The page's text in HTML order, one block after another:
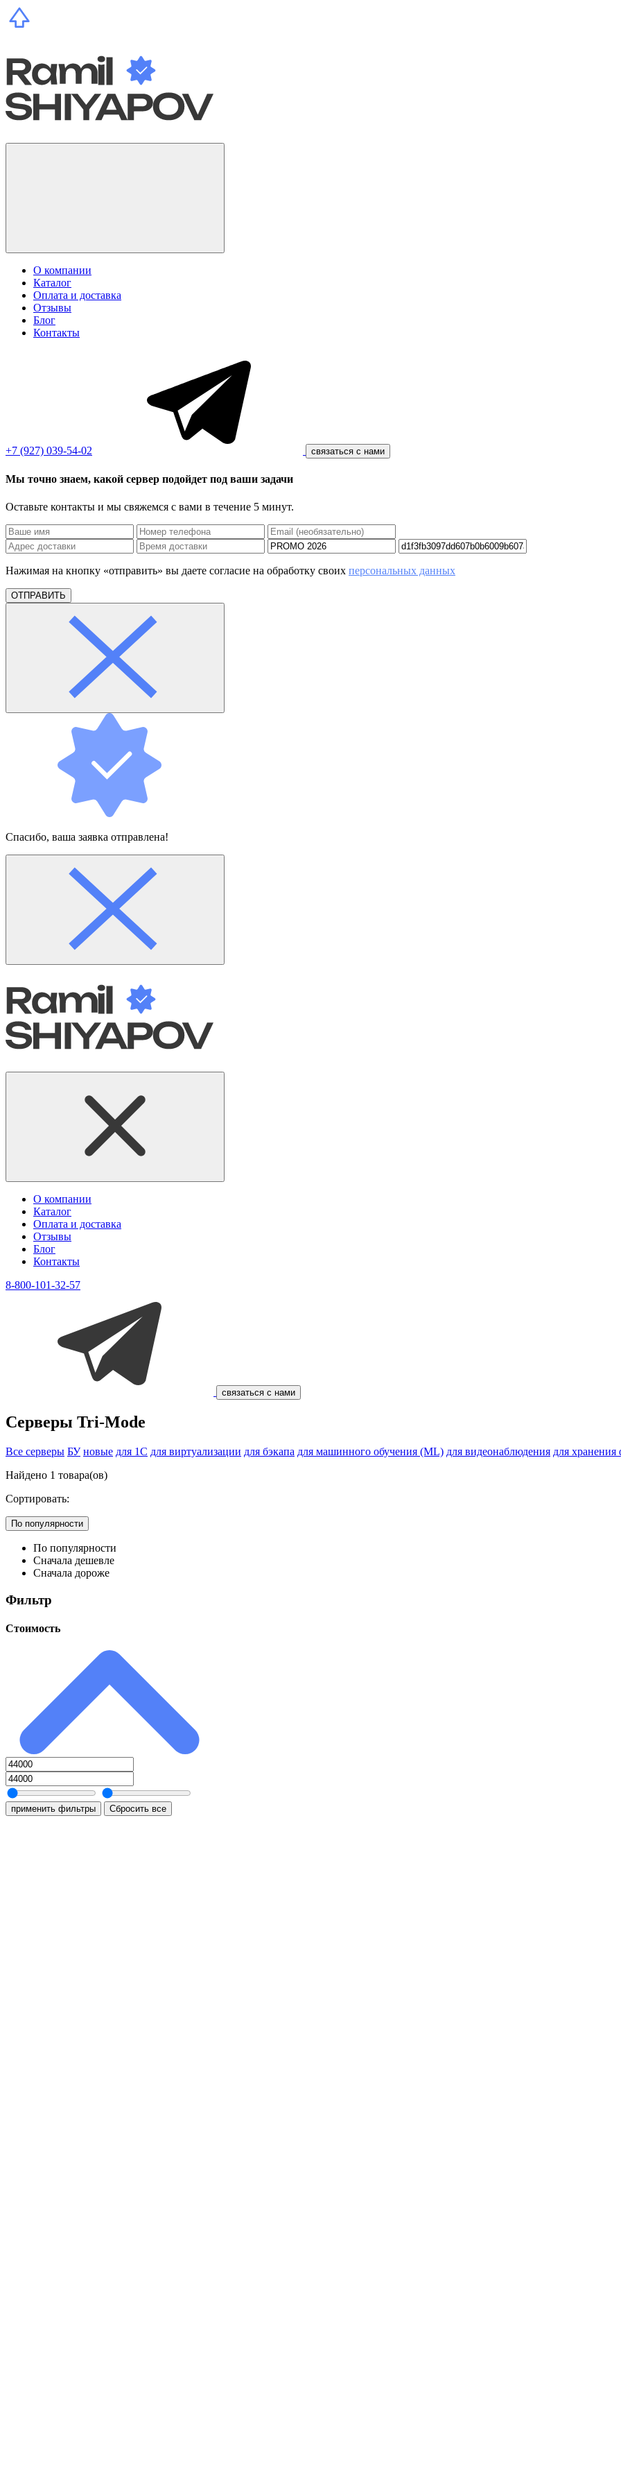
О компании
Каталог
Оплата и доставка
Отзывы
Блог
Контакты
+7 (927) 039-54-02 связаться с нами
Мы точно знаем, какой сервер подойдет под ваши задачи
Оставьте контакты и мы свяжемся с вами в течение 5 минут.
Нажимая на кнопку «отправить» вы даете согласие на обработку своих персональных данных
ОТПРАВИТЬ
Спасибо, ваша заявка отправлена!
О компании
Каталог
Оплата и доставка
Отзывы
Блог
Контакты
8-800-101-32-57
связаться с нами
Серверы Tri-Mode
Все серверы БУ новые для 1С для виртуализации для бэкапа для машинного обучения (ML) для видеонаблюдения для хранения
Найдено 1 товара(ов)
Сортировать:
По популярности
По популярности
Сначала дешевле
Сначала дороже
Фильтр
Стоимость
применить фильтры Сбросить все